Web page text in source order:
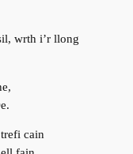
wrth i’r llong
trefi cain